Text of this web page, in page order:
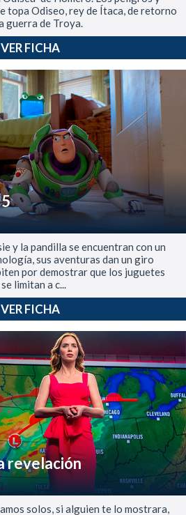
topa Odiseo, rey de Ítaca, de retorno
guerra de Troya.
VER FICHA
y la pandilla se encuentran con un
sus aventuras dan un giro
por demostrar que los juguetes
limitan a c...
VER FICHA
revelación
solos, si alguien te lo mostrara,